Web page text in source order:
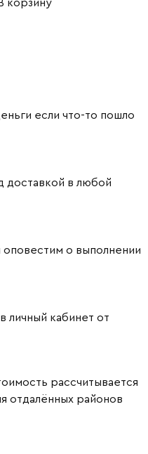
В корзину
если что-то пошло
доставкой в любой
оповестим о выполнении
личный кабинет от
рассчитывается
отдалённых районов